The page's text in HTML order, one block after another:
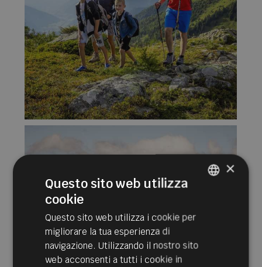
×
Questo sito web utilizza
cookie
Questo sito web utilizza i cookie per
migliorare la tua esperienza di
navigazione. Utilizzando il nostro sito
web acconsenti a tutti i cookie in